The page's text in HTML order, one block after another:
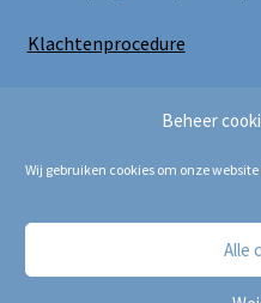
Beheer
Wij gebruiken cookies om onze
Alle
Klachtenprocedure
Copyright Bij Cora 2025